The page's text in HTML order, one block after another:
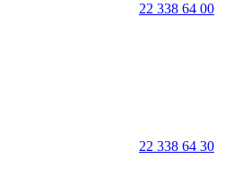
22 338 64 00
22 338 64 30